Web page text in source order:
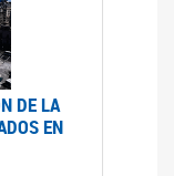
DE LA
EN